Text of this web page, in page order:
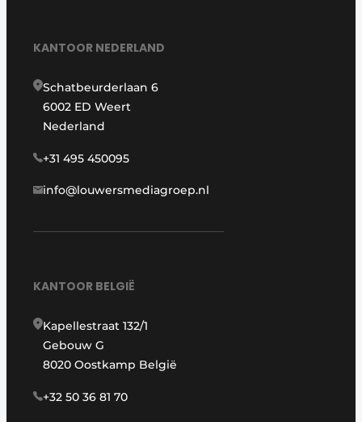
KANTOOR NEDERLAND
Schatbeurderlaan 6
6002 ED Weert
Nederland
+31 495 450095
info@louwersmediagroep.nl
KANTOOR BELGIË
Kapellestraat 132/1
Gebouw G
8020 Oostkamp België
+32 50 36 81 70